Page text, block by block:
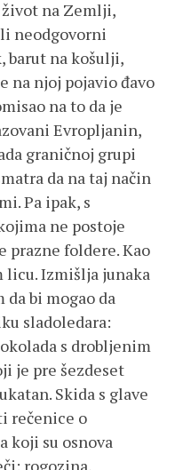
na Zemlji,
neodgovorni
barut na košulji,
na njoj pojavio đavo
na to da je
Evropljanin,
graničnoj grupi
da na taj način
Pa ipak, s
ne postoje
prazne foldere. Kao
licu. Izmišlja junaka
bi mogao da
sladoledara:
s drobljenim
je pre šezdeset
Skida s glave
rečenice o
su osnova
rogozina,